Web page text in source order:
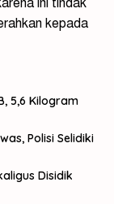
kepada
5,6 Kilogram
Polisi Selidiki
Disidik